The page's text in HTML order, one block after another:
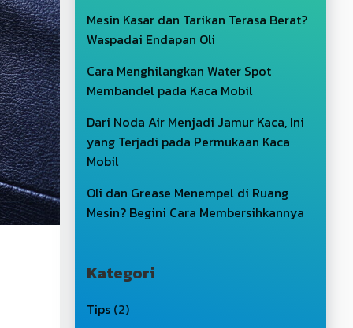
Mesin Kasar dan Tarikan Terasa Berat?
Waspadai Endapan Oli
Cara Menghilangkan Water Spot
Membandel pada Kaca Mobil
Dari Noda Air Menjadi Jamur Kaca, Ini
yang Terjadi pada Permukaan Kaca
Mobil
Oli dan Grease Menempel di Ruang
Mesin? Begini Cara Membersihkannya
Kategori
Tips (2)